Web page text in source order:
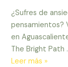
¿Sufres de
pensamientos?
en
The Bright Path
Taller
Leer más »